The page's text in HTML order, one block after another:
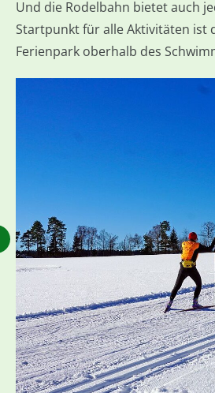
Und die Rodelbahn bietet auch
Startpunkt für alle Aktivitäten ist
Ferienpark oberhalb des